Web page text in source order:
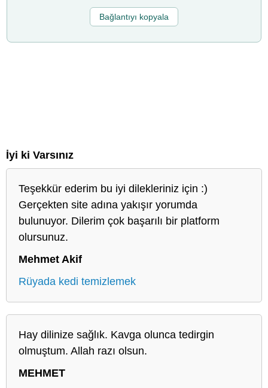
Bağlantıyı kopyala
İyi ki Varsınız
Teşekkür ederim bu iyi dilekleriniz için :)
Gerçekten site adına yakışır yorumda
bulunuyor. Dilerim çok başarılı bir platform
olursunuz.
Mehmet Akif
Rüyada kedi temizlemek
Hay dilinize sağlık. Kavga olunca tedirgin
olmuştum. Allah razı olsun.
MEHMET